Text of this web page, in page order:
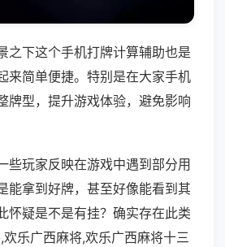
之下这个手机打牌计算辅助也是
来简单便捷。特别是在大家手机
牌型，提升游戏体验，避免影响
些玩家反映在游戏中遇到部分用
能拿到好牌，甚至好像能看到其
怀疑是不是有挂？确实存在此类
乐广西麻将,欢乐广西麻将十三